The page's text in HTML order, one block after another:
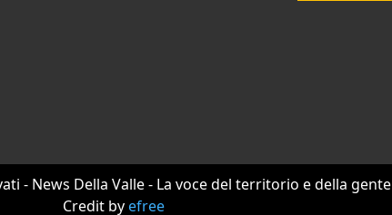
- News Della Valle - La voce del territorio e della gente
Credit byefree